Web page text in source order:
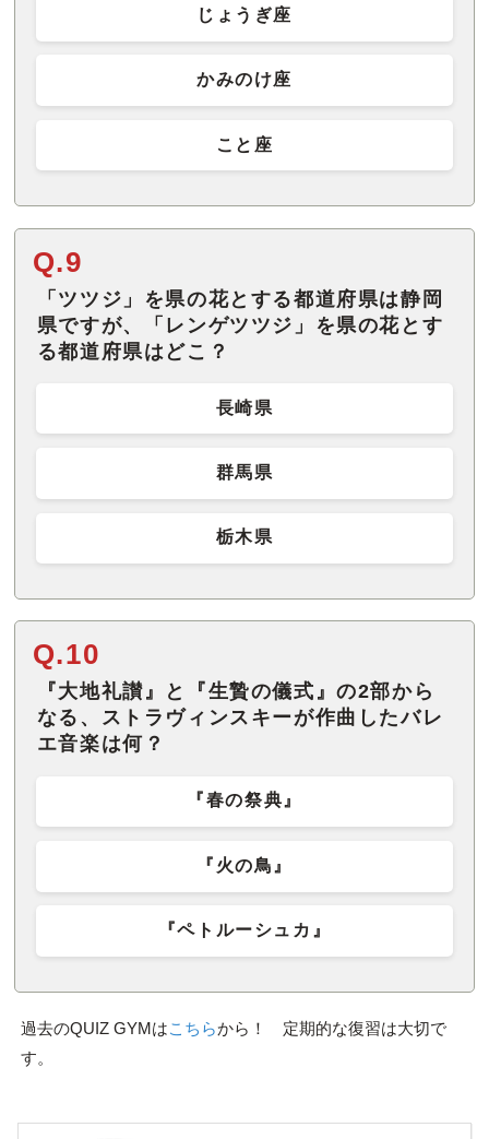
じょうぎ座
かみのけ座
こと座
Q.9
「ツツジ」を県の花とする都道府県は静岡
県ですが、「レンゲツツジ」を県の花とす
る都道府県はどこ？
長崎県
群馬県
栃木県
Q.10
『大地礼讃』と『生贄の儀式』の2部から
なる、ストラヴィンスキーが作曲したバレ
エ音楽は何？
『春の祭典』
『火の鳥』
『ペトルーシュカ』
過去のQUIZ GYMはこちらから！ 定期的な復習は大切で
す。